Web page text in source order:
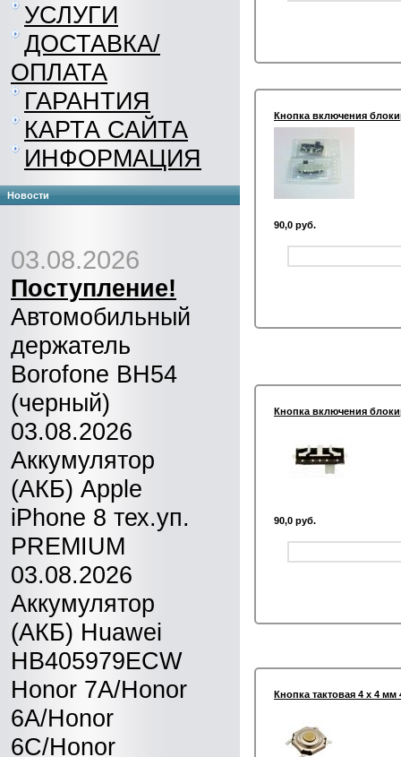
УСЛУГИ
ДОСТАВКА/
ОПЛАТА
ГАРАНТИЯ
КАРТА САЙТА
ИНФОРМАЦИЯ
Новости
03.08.2026
Поступление!
Автомобильный
держатель
Borofone BH54
(черный)
03.08.2026
Аккумулятор
(АКБ) Apple
iPhone 8 тех.уп.
PREMIUM
03.08.2026
Аккумулятор
(АКБ) Huawei
HB405979ECW
Honor 7A/Honor
6A/Honor
6C/Honor
Кнопка включения
90,0 руб.
Кнопка включения
90,0 руб.
Кнопка тактовая 4 х 4 мм